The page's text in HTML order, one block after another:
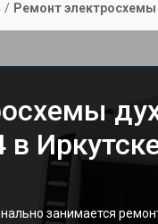
/ Ремонт электросхемы
в
занимается